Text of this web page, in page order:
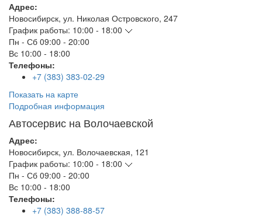
Адрес:
Новосибирск, ул. Николая Островского, 247
График работы: 10:00 - 18:00
Пн - Сб 09:00 - 20:00
Вс 10:00 - 18:00
Телефоны:
+7 (383) 383-02-29
Показать на карте
Подробная информация
Автосервис на Волочаевской
Адрес:
Новосибирск, ул. Волочаевская, 121
График работы: 10:00 - 18:00
Пн - Сб 09:00 - 20:00
Вс 10:00 - 18:00
Телефоны:
+7 (383) 388-88-57